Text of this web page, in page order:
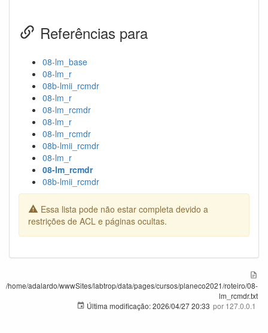
Referências para
08-lm_base
08-lm_r
08b-lmii_rcmdr
08-lm_r
08-lm_rcmdr
08-lm_r
08-lm_rcmdr
08b-lmii_rcmdr
08-lm_r
08-lm_rcmdr
08b-lmii_rcmdr
Essa lista pode não estar completa devido a
restrições de ACL e páginas ocultas.
/home/adalardo/wwwSites/labtrop/data/pages/cursos/planeco2021/roteiro/08-
lm_rcmdr.txt
Última modificação:2026/04/27 20:33 por 127.0.0.1